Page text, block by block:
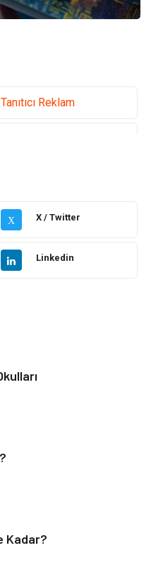
Tanıtıcı Reklam
Elektrik Elektronik
Alışveriş
Maden ve Metal
Plastik
X X / Twitter
Linkedin
Kadar?